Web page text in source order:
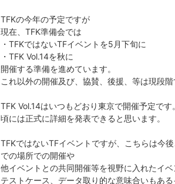
TFKの今年の予定ですが
現在、TFK準備会では
・TFKではないTFイベントを5月下旬に
・TFK Vol.14を秋に
開催する準備を進めています。
これ以外の開催及び、協賛、後援、等は現段階
TFK Vol.14はいつもどおり東京で開催予定で
頃には正式に詳細を発表できると思います。
TFKではないTFイベントですが、こちらは今
での場所での開催や
他イベントとの共同開催等を視野に入れたイ
テストケース、データ取り的な意味合いもある